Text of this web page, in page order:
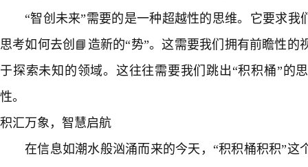
“智创未来”需要的是一种超越性的思维。它要求我
思考如何去创📘造新的“势”。这需要我们拥有前瞻性的
于探索未知的领域。这往往需要我们跳出“积积桶”的
性。
积汇万象，智慧启航
在信息如潮水般汹涌而来的今天，“积积桶积积”这